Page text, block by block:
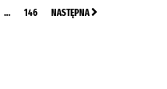
… 146 NASTĘPNA